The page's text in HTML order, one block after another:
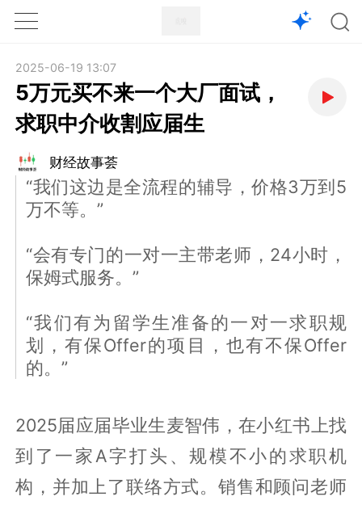
1X
2025-06-19 13:07
5万元买不来一个大厂面试，
求职中介收割应届生
财经故事荟
“我们这边是全流程的辅导，价格3万到5
万不等。”
“会有专门的一对一主带老师，24小时，
保姆式服务。”
“我们有为留学生准备的一对一求职规
划，有保Offer的项目，也有不保Offer
的。”
2025届应届毕业生麦智伟，在小红书上找
到了一家A字打头、规模不小的求职机
构，并加上了联络方式。销售和顾问老师